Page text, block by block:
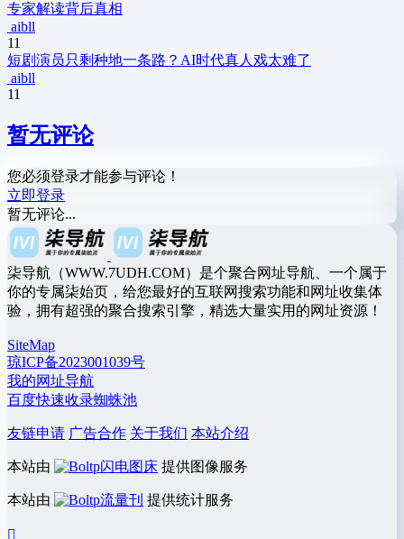
专家解读背后真相
aibll
11
短剧演员只剩种地一条路？AI时代真人戏太难了
aibll
11
暂无评论
您必须登录才能参与评论！
立即登录
暂无评论...
柒导航（WWW.7UDH.COM）是个聚合网址导航、一个属于
你的专属柒始页，给您最好的互联网搜索功能和网址收集体
验，拥有超强的聚合搜索引擎，精选大量实用的网址资源！
SiteMap
琼ICP备2023001039号
我的网址导航
百度快速收录蜘蛛池
友链申请 广告合作 关于我们 本站介绍
本站由 闪电图床 提供图像服务
本站由 流量刊 提供统计服务